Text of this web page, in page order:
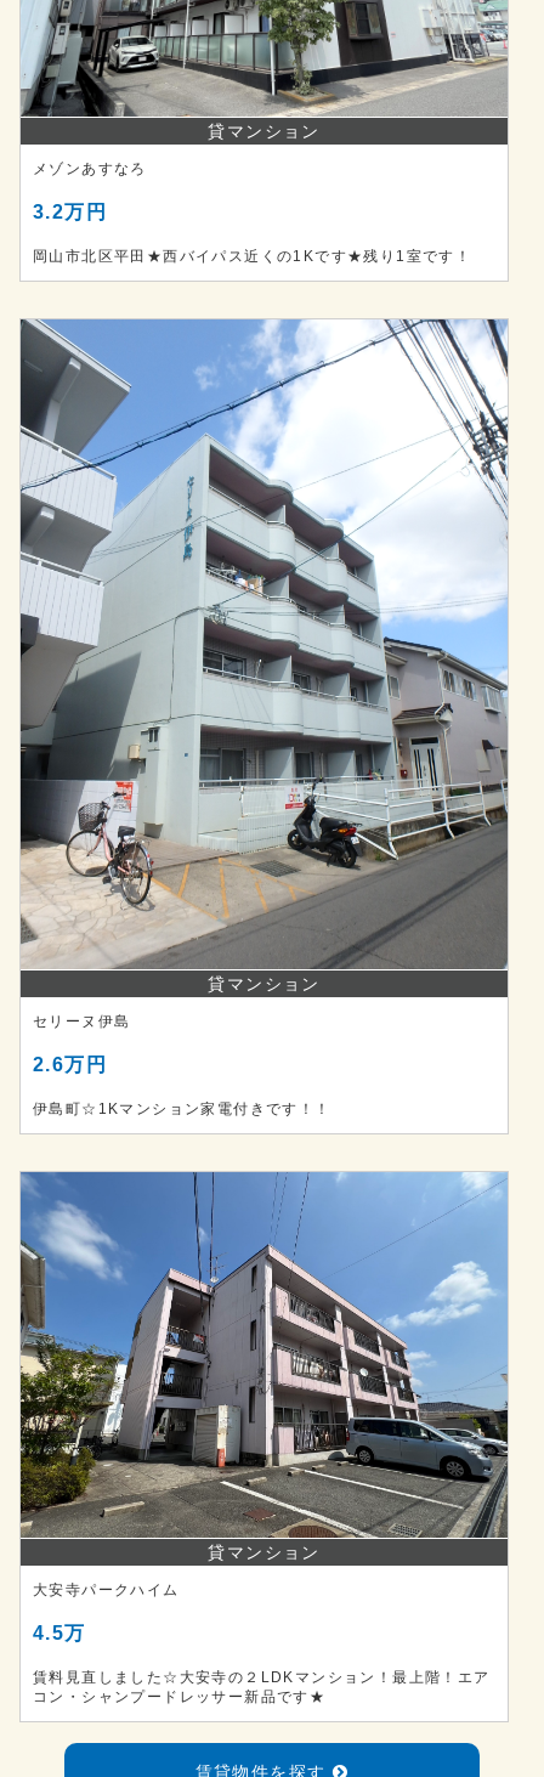
貸マンション
メゾンあすなろ
3.2万円
岡山市北区平田★西バイパス近くの1Kです★残り1室です！
貸マンション
セリーヌ伊島
2.6万円
伊島町☆1Kマンション家電付きです！！
貸マンション
大安寺パークハイム
4.5万
賃料見直しました☆大安寺の２LDKマンション！最上階！エア
コン・シャンプードレッサー新品です★
賃貸物件を探す